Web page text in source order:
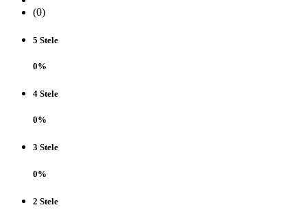
(0)
5 Stele
0%
4 Stele
0%
3 Stele
0%
2 Stele